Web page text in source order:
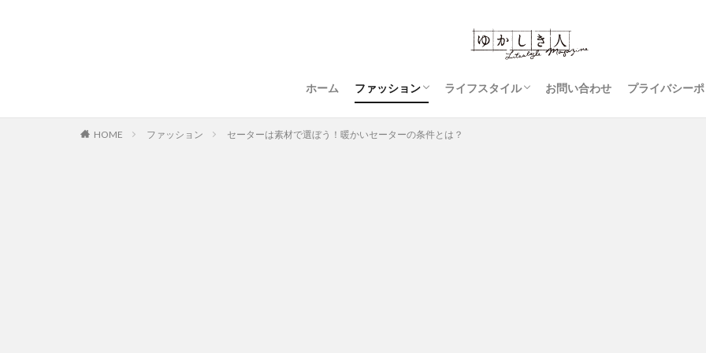
ホーム ファッション
コーディネート
ジーンズ
スカート
レディースファッション
豆知識
アウター
ライフスタイル
衣類のお手入れ
裁縫
お問い合わせ プライバシー
HOME ファッション セーターは素材で選ぼう！暖かいセーターの条件とは？